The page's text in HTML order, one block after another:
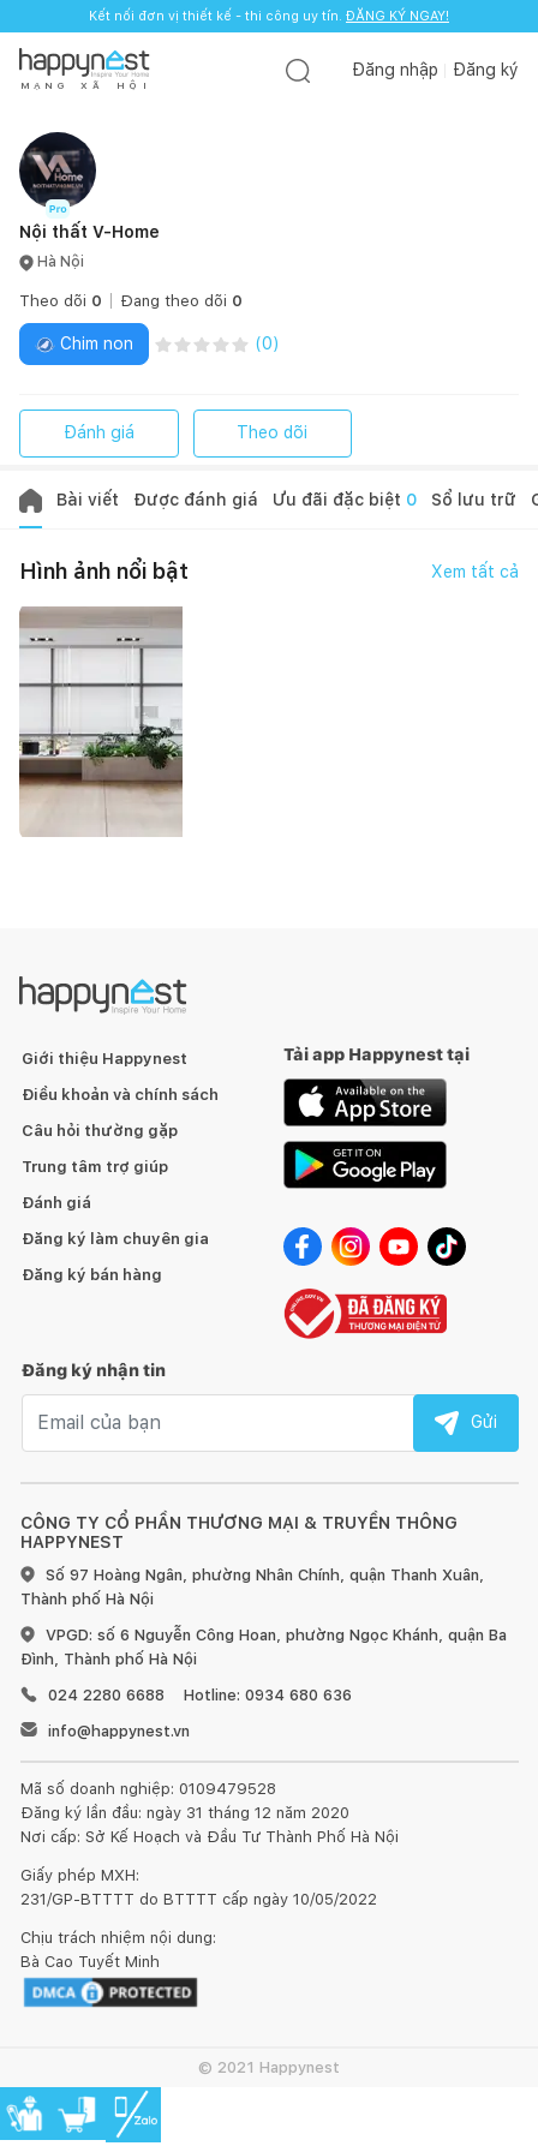
Kết nối đơn vị thiết kế - thi công uy tín. ĐĂNG KÝ NGAY!
M Ạ N G X Ã H Ộ I
Đăng nhập Đăng ký
Nội thất V-Home
Hà Nội
Theo dõi 0 Đang theo dõi 0
Chim non (0)
Đánh giá Theo dõi
Bài viết Được đánh giá Ưu đãi đặc biệt 0 Sổ lưu trữ
Hình ảnh nổi bật Xem tất cả
CÔNG TY CỔ PHẦN THƯƠNG MẠI & TRUYỀN THÔNG
HAPPYNEST
Số 97 Hoàng Ngân, phường Nhân Chính, quận Thanh Xuân,
Thành phố Hà Nội
VPGD: số 6 Nguyễn Công Hoan, phường Ngọc Khánh, quận Ba
Đình, Thành phố Hà Nội
024 2280 6688
Hotline: 0934 680 636
info@happynest.vn
Mã số doanh nghiệp: 0109479528
Đăng ký lần đầu: ngày 31 tháng 12 năm 2020
Nơi cấp: Sở Kế Hoạch và Đầu Tư Thành Phố Hà Nội
Giấy phép MXH:
231/GP-BTTTT do BTTTT cấp ngày 10/05/2022
Chịu trách nhiệm nội dung:
Bà Cao Tuyết Minh
Giới thiệu Happynest
Điều khoản và chính sách
Câu hỏi thường gặp
Trung tâm trợ giúp
Đánh giá
Đăng ký làm chuyên gia
Đăng ký bán hàng
Tải app Happynest tại
Đăng ký nhận tin
Gửi
© 2021 Happynest